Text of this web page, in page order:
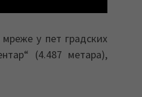
у пет градских
(4.487 метара),